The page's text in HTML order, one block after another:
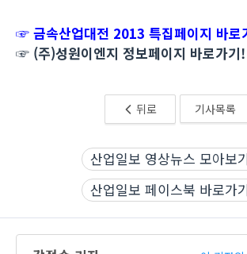
☞ 금속산업대전 2013 특집페이지 바로
☞ (주)성원이엔지 정보페이지 바로가기!
뒤로 기사목록
산업일보 영상뉴스 모아보
산업일보 페이스북 바로가